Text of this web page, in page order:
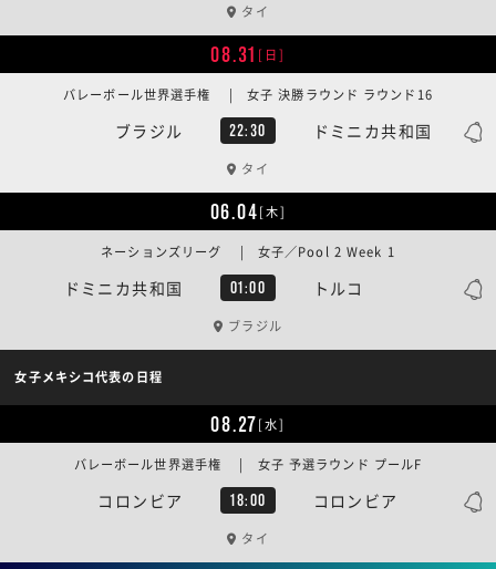
タイ
08.31 [日]
ブラジル 22:30 ドミニカ共和国
バレーボール世界選手権 | 女子 決勝ラウンド ラウンド16
タイ
06.04[木]
ドミニカ共和国 01:00 トルコ
ネーションズリーグ | 女子／Pool 2 Week 1
ブラジル
女子メキシコ代表の日程
08.27[水]
コロンビア 18:00 コロンビア
バレーボール世界選手権 | 女子 予選ラウンド プールF
タイ